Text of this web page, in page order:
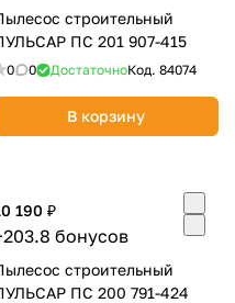
строительный
ПС 201 907-415
0 0 ДостаточноКод. 84074
В корзину
190 ₽
бонусов
строительный
ПС 200 791-424
карты